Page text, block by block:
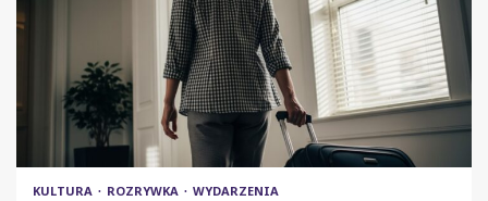
KULTURA ROZRYWKA WYDARZENIA